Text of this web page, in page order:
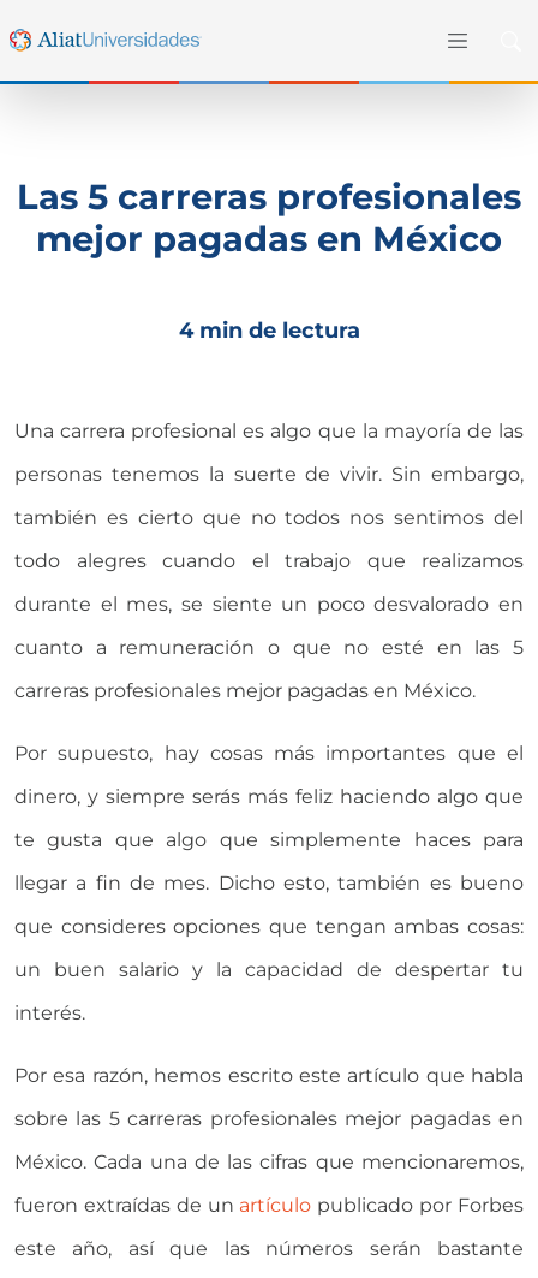
Las 5 carreras profesionales
mejor pagadas en México
4 min de lectura
Una carrera profesional es algo que la mayoría de las
personas tenemos la suerte de vivir. Sin embargo,
también es cierto que no todos nos sentimos del
todo alegres cuando el trabajo que realizamos
durante el mes, se siente un poco desvalorado en
cuanto a remuneración o que no esté en las 5
carreras profesionales mejor pagadas en México.
Por supuesto, hay cosas más importantes que el
dinero, y siempre serás más feliz haciendo algo que
te gusta que algo que simplemente haces para
llegar a fin de mes. Dicho esto, también es bueno
que consideres opciones que tengan ambas cosas:
un buen salario y la capacidad de despertar tu
interés.
Por esa razón, hemos escrito este artículo que habla
sobre las 5 carreras profesionales mejor pagadas en
México. Cada una de las cifras que mencionaremos,
fueron extraídas de un artículo publicado por Forbes
este año, así que las números serán bastante